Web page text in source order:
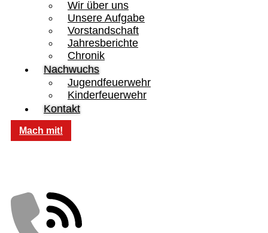
Wir über uns
Unsere Aufgabe
Vorstandschaft
Jahresberichte
Chronik
Nachwuchs
Jugendfeuerwehr
Kinderfeuerwehr
Kontakt
Mach mit!